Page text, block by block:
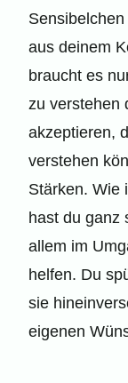
aus deinem
braucht es
zu verstehen
akzeptieren,
verstehen
Stärken. Wie
hast du ganz
allem im
helfen. Du
sie
eigenen